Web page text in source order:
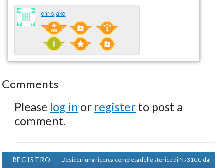
chrisjake
Comments
Please log in or register to post a
comment.
REGISTRO
Desideri una ricerca completa dello storico di N731CG dal